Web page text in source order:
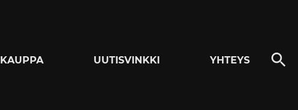
KAUPPA UUTISVINKKI YHTEYS